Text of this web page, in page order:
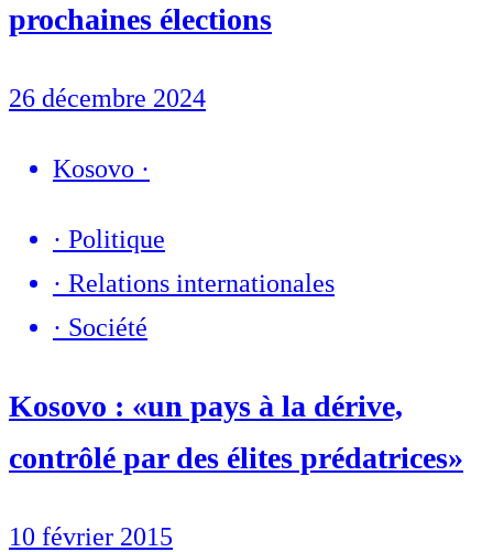
prochaines élections
26 décembre 2024
Kosovo ·
· Politique
· Relations internationales
· Société
Kosovo : «un pays à la dérive,
contrôlé par des élites prédatrices»
10 février 2015